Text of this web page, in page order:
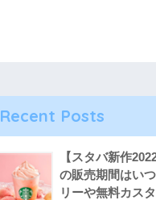
Recent Posts
【スタバ新作
の販売期間はい
リーや無料カス